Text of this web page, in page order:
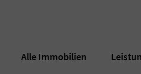
Alle Immobilien
Alle Immobilien